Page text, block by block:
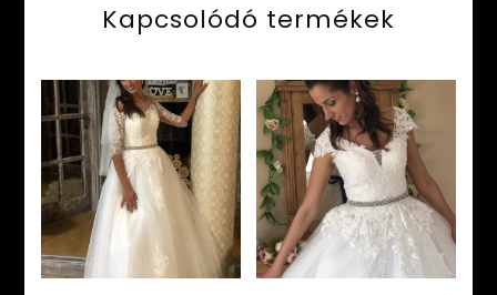
Kapcsolódó termékek